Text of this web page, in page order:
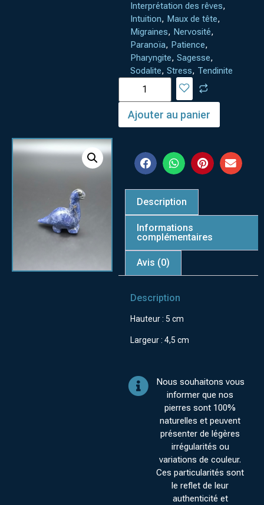
Interprétation des rêves,
Intuition, Maux de tête,
Migraines, Nervosité,
Paranoïa, Patience,
Pharyngite, Sagesse,
Sodalite, Stress, Tendinite
Ajouter au panier
Description
Informations
complémentaires
Avis (0)
Description
Hauteur : 5 cm
Largeur : 4,5 cm
Nous souhaitons vous
informer que nos
pierres sont 100%
naturelles et peuvent
présenter de légères
irrégularités ou
variations de couleur.
Ces particularités sont
le reflet de leur
authenticité et